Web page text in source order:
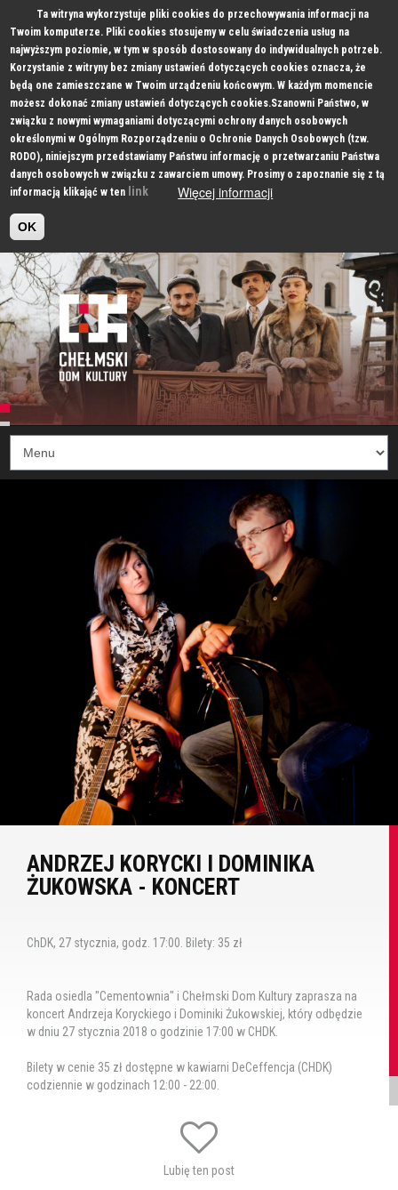
Ta witryna wykorzystuje pliki cookies do przechowywania informacji na
Twoim komputerze. Pliki cookies stosujemy w celu świadczenia usług na
najwyższym poziomie, w tym w sposób dostosowany do indywidualnych potrzeb.
Korzystanie z witryny bez zmiany ustawień dotyczących cookies oznacza, że
będą one zamieszczane w Twoim urządzeniu końcowym. W każdym momencie
możesz dokonać zmiany ustawień dotyczących cookies.Szanowni Państwo, w
związku z nowymi wymaganiami dotyczącymi ochrony danych osobowych
określonymi w Ogólnym Rozporządzeniu o Ochronie Danych Osobowych (tzw.
RODO), niniejszym przedstawiamy Państwu informację o przetwarzaniu Państwa
danych osobowych w związku z zawarciem umowy. Prosimy o zapoznanie się z tą
informacją klikająć w ten link Więcej informacji
OK
ANDRZEJ KORYCKI I DOMINIKA
ŻUKOWSKA - KONCERT
ChDK, 27 stycznia, godz. 17:00. Bilety: 35 zł
Rada osiedla "Cementownia" i Chełmski Dom Kultury zaprasza na
koncert Andrzeja Koryckiego i Dominiki Żukowskiej, który odbędzie
w dniu 27 stycznia 2018 o godzinie 17:00 w CHDK.
Bilety w cenie 35 zł dostępne w kawiarni DeCeffencja (CHDK)
codziennie w godzinach 12:00 - 22:00.
koncert
Lubię ten post